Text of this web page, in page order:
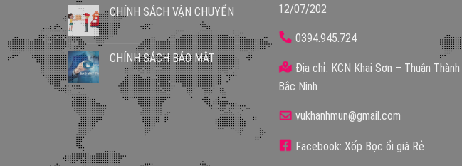
CHÍNH SÁCH VẬN CHUYỂN
CHÍNH SÁCH BẢO MẬT
12/07/202
0394.945.724
Địa chỉ: KCN Khai Sơn – Thuận Thành
Bắc Ninh
vukhanhmun@gmail.com
Facebook: Xốp Bọc ổi giá Rẻ